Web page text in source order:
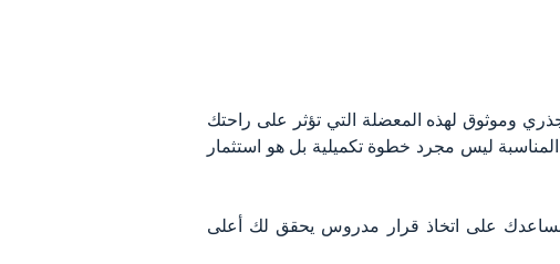
وموثوق لهذه المعضلة التي تؤثر على راحتك
ليس مجرد خطوة تكميلية بل هو استثمار
على اتخاذ قرار مدروس يحقق لك أعلى